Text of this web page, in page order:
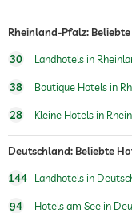
Rheinland-Pfalz:
30 Landhotels in
38 Boutique Hotels in
28 Kleine Hotels in
Deutschland: Beliebte
144 Landhotels in
94 Hotels am See in